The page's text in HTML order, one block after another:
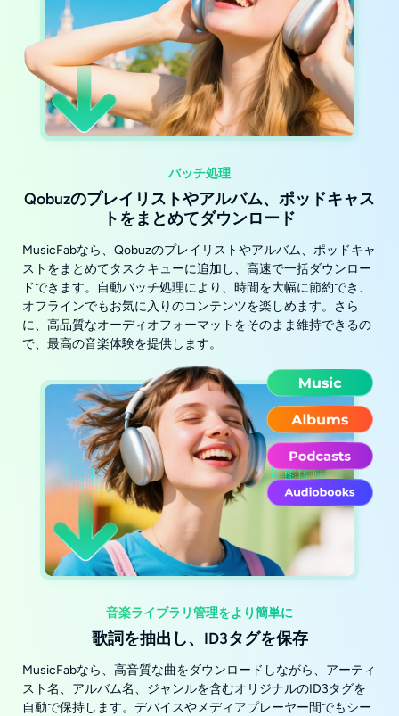
バッチ処理
Qobuzのプレイリストやアルバム、ポッドキャス
トをまとめてダウンロード
MusicFabなら、Qobuzのプレイリストやアルバム、ポッドキャ
ストをまとめてタスクキューに追加し、高速で一括ダウンロー
ドできます。自動バッチ処理により、時間を大幅に節約でき、
オフラインでもお気に入りのコンテンツを楽しめます。さら
に、高品質なオーディオフォーマットをそのまま維持できるの
で、最高の音楽体験を提供します。
音楽ライブラリ管理をより簡単に
歌詞を抽出し、ID3タグを保存
MusicFabなら、高音質な曲をダウンロードしながら、アーティ
スト名、アルバム名、ジャンルを含むオリジナルのID3タグを
自動で保持します。デバイスやメディアプレーヤー間でもシー